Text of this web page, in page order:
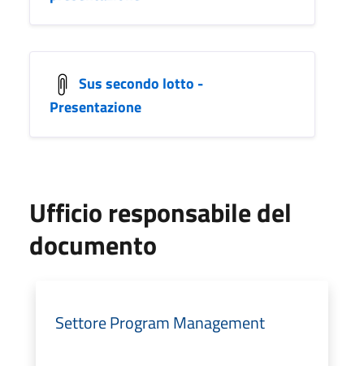
Sus secondo lotto -
Presentazione
Ufficio responsabile del
documento
Settore Program Management